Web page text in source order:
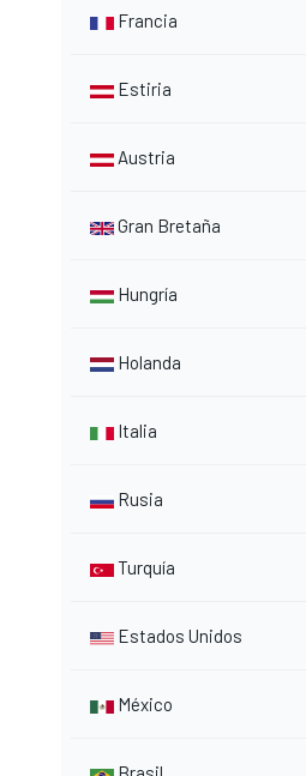
Francia
Estiria
Austria
Gran Bretaña
Hungría
Holanda
Italia
Rusia
Turquía
Estados Unidos
México